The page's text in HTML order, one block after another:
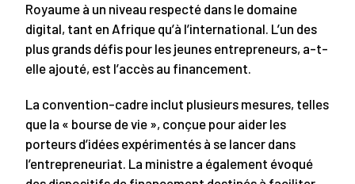
Royaume à un niveau respecté dans le domaine
digital, tant en Afrique qu’à l’international. L’un des
plus grands défis pour les jeunes entrepreneurs, a-t-
elle ajouté, est l’accès au financement.
La convention-cadre inclut plusieurs mesures, telles
que la « bourse de vie », conçue pour aider les
porteurs d’idées expérimentés à se lancer dans
l’entrepreneuriat. La ministre a également évoqué